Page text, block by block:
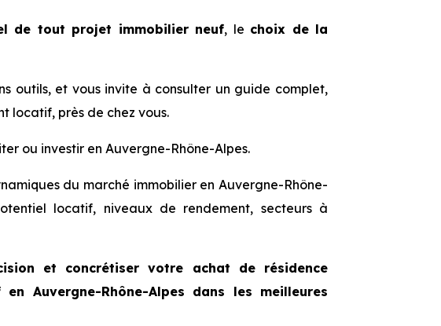
de tout projet immobilier neuf, le choix de la
outils, et vous invite à consulter un guide complet,
locatif, près de chez vous.
ou investir en Auvergne-Rhône-Alpes.
du marché immobilier en Auvergne-Rhône-
locatif, niveaux de rendement, secteurs à
et concrétiser votre achat de résidence
Auvergne-Rhône-Alpes dans les meilleures